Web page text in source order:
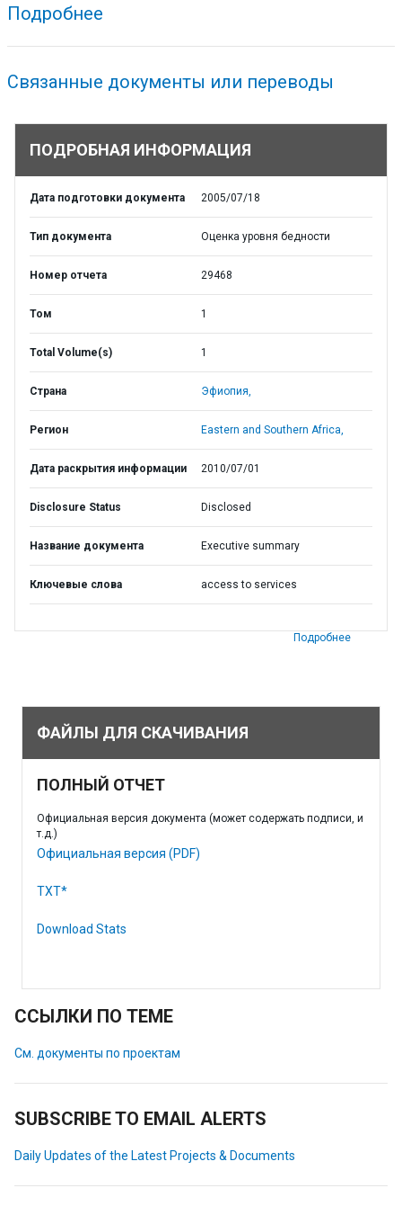
Подробнее
Связанные документы или переводы
ПОДРОБНАЯ ИНФОРМАЦИЯ
Дата подготовки документа 2005/07/18
Тип документа Оценка уровня бедности
Номер отчета 29468
Том 1
Total Volume(s) 1
Страна Эфиопия,
Регион Eastern and Southern Africa,
Дата раскрытия информации 2010/07/01
Disclosure Status Disclosed
Название документа Executive summary
Ключевые слова access to services
Подробнее
ФАЙЛЫ ДЛЯ СКАЧИВАНИЯ
ПОЛНЫЙ ОТЧЕТ
Официальная версия документа (может содержать подписи, и
т.д.)
Официальная версия (PDF)
TXT*
Download Stats
ССЫЛКИ ПО ТЕМЕ
См. документы по проектам
SUBSCRIBE TO EMAIL ALERTS
Daily Updates of the Latest Projects & Documents